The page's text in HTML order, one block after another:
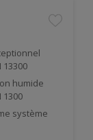
13300
humide
1300
système